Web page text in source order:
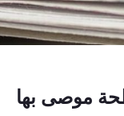
موصى بها